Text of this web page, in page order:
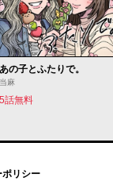
あの子とふたりで。
当麻
5話無料
ポリシー